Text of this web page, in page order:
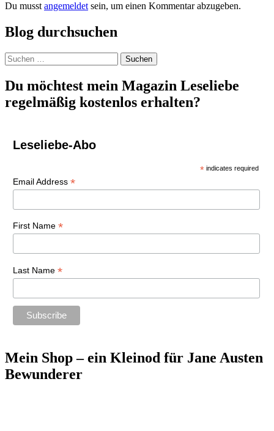
Du musst angemeldet sein, um einen Kommentar abzugeben.
Blog durchsuchen
Suchen
nach:
Du möchtest mein Magazin Leseliebe
regelmäßig kostenlos erhalten?
Leseliebe-Abo
* indicates required
Email Address *
First Name *
Last Name *
Mein Shop – ein Kleinod für Jane Austen
Bewunderer